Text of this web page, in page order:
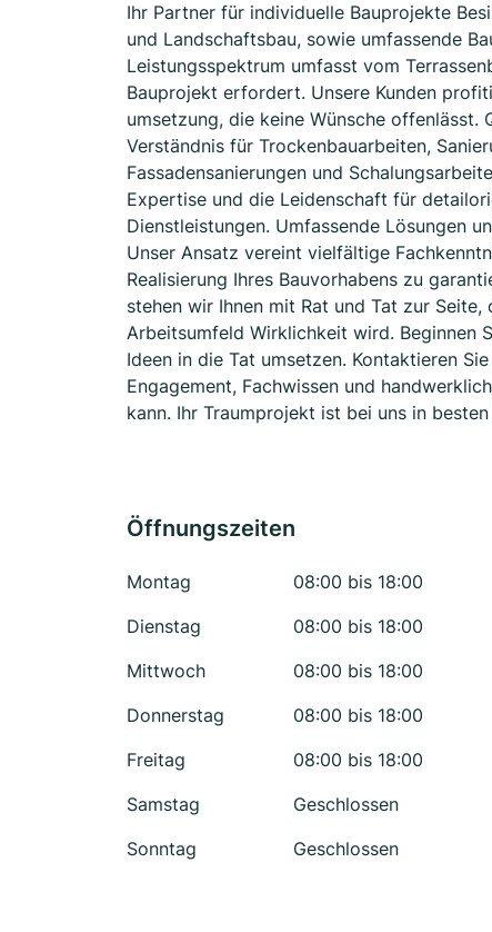
Ihr Partner für individuelle Bauprojekte
und Landschaftsbau, sowie umfassende
Leistungsspektrum umfasst vom
Bauprojekt erfordert. Unsere Kunden
umsetzung, die keine Wünsche
Verständnis für Trockenbauarbeiten,
Fassadensanierungen und
Expertise und die Leidenschaft für
Dienstleistungen. Umfassende Lösungen
Unser Ansatz vereint vielfältige
Realisierung Ihres Bauvorhabens zu
stehen wir Ihnen mit Rat und Tat zur
Arbeitsumfeld Wirklichkeit wird. Beginnen
Ideen in die Tat umsetzen. Kontaktieren
Engagement, Fachwissen und
kann. Ihr Traumprojekt ist bei uns in
Öffnungszeiten
Montag
08:00 bis 18:00
Dienstag
08:00 bis 18:00
Mittwoch
08:00 bis 18:00
Donnerstag
08:00 bis 18:00
Freitag
08:00 bis 18:00
Samstag
Geschlossen
Sonntag
Geschlossen